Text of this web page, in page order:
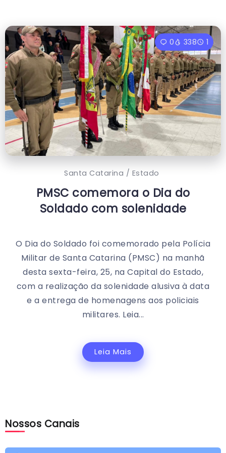
0 338 1
Santa Catarina / Estado
PMSC comemora o Dia do
Soldado com solenidade
O Dia do Soldado foi comemorado pela Polícia
Militar de Santa Catarina (PMSC) na manhã
desta sexta-feira, 25, na Capital do Estado,
com a realização da solenidade alusiva à data
e a entrega de homenagens aos policiais
militares. Leia...
Leia Mais
Nossos Canais